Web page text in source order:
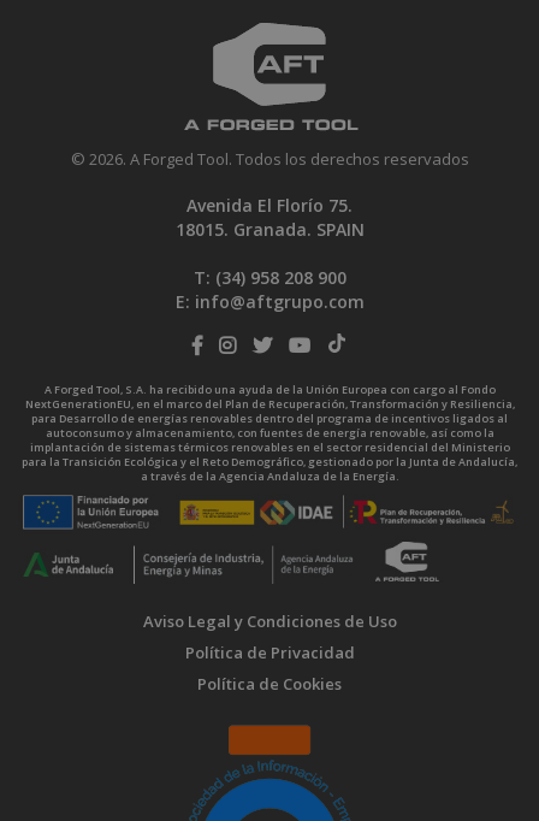
© 2026. A Forged Tool. Todos los derechos reservados
Avenida El Florío 75.
18015. Granada. SPAIN
T: (34) 958 208 900
E: info@aftgrupo.com
A Forged Tool, S.A. ha recibido una ayuda de la Unión Europea con cargo al Fondo
NextGenerationEU, en el marco del Plan de Recuperación, Transformación y Resiliencia,
para Desarrollo de energías renovables dentro del programa de incentivos ligados al
autoconsumo y almacenamiento, con fuentes de energía renovable, así como la
implantación de sistemas térmicos renovables en el sector residencial del Ministerio
para la Transición Ecológica y el Reto Demográfico, gestionado por la Junta de Andalucía,
a través de la Agencia Andaluza de la Energía.
Aviso Legal y Condiciones de Uso
Política de Privacidad
Política de Cookies